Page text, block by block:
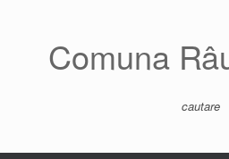
Comuna
cautare